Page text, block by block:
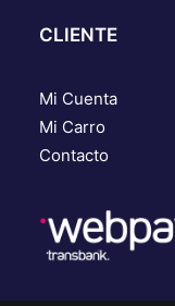
CLIENTE
Mi Cuenta
Mi Carro
Contacto